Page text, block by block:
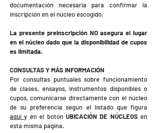
documentación necesaria para confirmar la
inscripción en el núcleo escogido.
La presente preinscripción NO asegura el lugar
en el núcleo dado que la disponibilidad de cupos
es limitada.
CONSULTAS Y MÁS INFORMACIÓN
Por consultas puntuales sobre funcionamiento
de clases, ensayos, instrumentos disponibles o
cupos, comunicarse directamente con el núcleo
de su preferencia según el listado que figura
aquíy en el botón UBICACIÓN DE NÚCLEOSen
esta misma página.